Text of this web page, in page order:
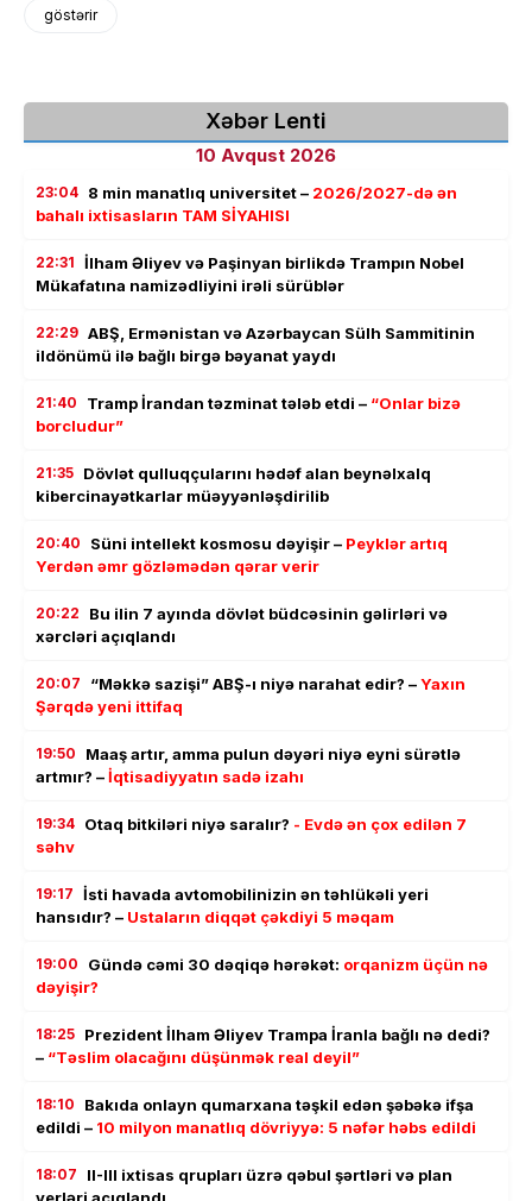
göstərir
Xəbər Lenti
10 Avqust 2026
23:04 8 min manatlıq universitet – 2026/2027-də ən
bahalı ixtisasların TAM SİYAHISI
22:31 İlham Əliyev və Paşinyan birlikdə Trampın Nobel
Mükafatına namizədliyini irəli sürüblər
22:29 ABŞ, Ermənistan və Azərbaycan Sülh Sammitinin
ildönümü ilə bağlı birgə bəyanat yaydı
21:40 Tramp İrandan təzminat tələb etdi – “Onlar bizə
borcludur”
21:35 Dövlət qulluqçularını hədəf alan beynəlxalq
kibercinayətkarlar müəyyənləşdirilib
20:40 Süni intellekt kosmosu dəyişir – Peyklər artıq
Yerdən əmr gözləmədən qərar verir
20:22
Bu ilin 7 ayında dövlət büdcəsinin gəlirləri və
xərcləri açıqlandı
20:07 “Məkkə sazişi” ABŞ-ı niyə narahat edir? –Yaxın
Şərqdə yeni ittifaq
19:50
Maaş artır, amma pulun dəyəri niyə eyni sürətlə
artmır? –İqtisadiyyatın sadə izahı
19:34 Otaq bitkiləri niyə saralır? - Evdə ən çox edilən 7
səhv
19:17 İsti havada avtomobilinizin ən təhlükəli yeri
hansıdır? – Ustaların diqqət çəkdiyi 5 məqam
19:00 Gündə cəmi 30 dəqiqə hərəkət: orqanizm üçün nə
dəyişir?
18:25 Prezident İlham Əliyev Trampa İranla bağlı nə dedi?
– “Təslim olacağını düşünmək real deyil”
18:10
Bakıda onlayn qumarxana təşkil edən şəbəkə ifşa
edildi – 10 milyon manatlıq dövriyyə: 5 nəfər həbs edildi
18:07
II-III ixtisas qrupları üzrə qəbul şərtləri və plan